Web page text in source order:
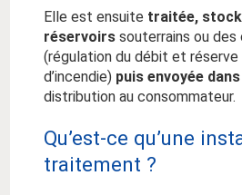
Elle est ensuite traitée,
réservoirs souterrains ou des
(régulation du débit et
d’incendie) puis envoyée
distribution au consommateur.
Qu’est-ce qu’une
traitement ?